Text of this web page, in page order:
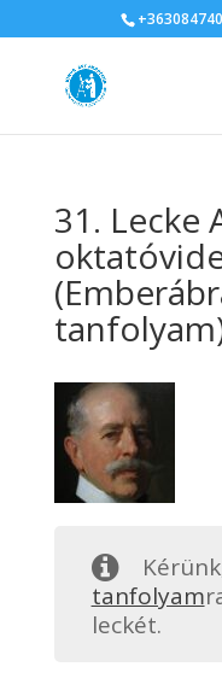
31. Lecke
tanfolyam
leckét.